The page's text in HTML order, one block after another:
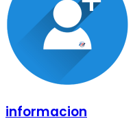
informacion